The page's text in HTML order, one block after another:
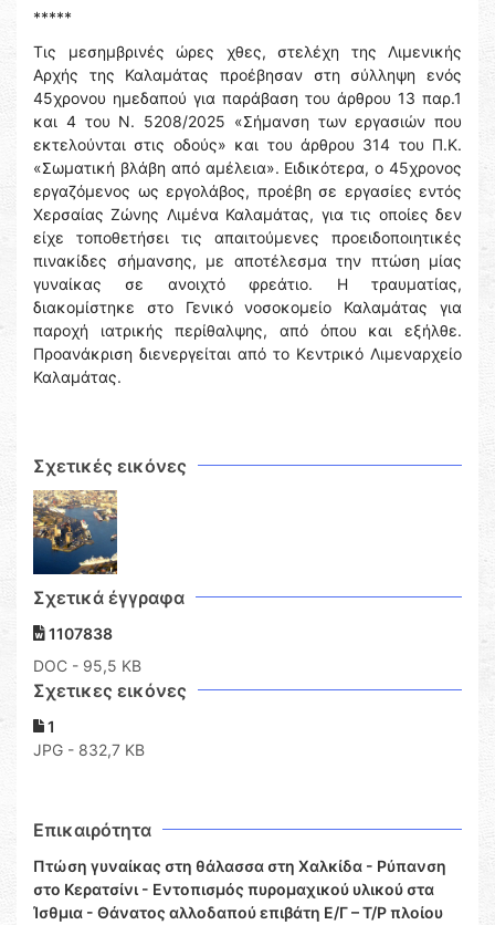
*****
Τις μεσημβρινές ώρες χθες, στελέχη της Λιμενικής
Αρχής της Καλαμάτας προέβησαν στη σύλληψη ενός
45χρονου ημεδαπού για παράβαση του άρθρου 13 παρ.1
και 4 του Ν. 5208/2025 «Σήμανση των εργασιών που
εκτελούνται στις οδούς» και του άρθρου 314 του Π.Κ.
«Σωματική βλάβη από αμέλεια». Ειδικότερα, ο 45χρονος
εργαζόμενος ως εργολάβος, προέβη σε εργασίες εντός
Χερσαίας Ζώνης Λιμένα Καλαμάτας, για τις οποίες δεν
είχε τοποθετήσει τις απαιτούμενες προειδοποιητικές
πινακίδες σήμανσης, με αποτέλεσμα την πτώση μίας
γυναίκας σε ανοιχτό φρεάτιο. Η τραυματίας,
διακομίστηκε στο Γενικό νοσοκομείο Καλαμάτας για
παροχή ιατρικής περίθαλψης, από όπου και εξήλθε.
Προανάκριση διενεργείται από το Κεντρικό Λιμεναρχείο
Καλαμάτας.
Σχετικές εικόνες
Σχετικά έγγραφα
1107838
DOC - 95,5 KB
Σχετικες εικόνες
1
JPG - 832,7 KB
Επικαιρότητα
Πτώση γυναίκας στη θάλασσα στη Χαλκίδα - Ρύπανση
στο Κερατσίνι - Εντοπισμός πυρομαχικού υλικού στα
Ίσθμια - Θάνατος αλλοδαπού επιβάτη Ε/Γ – Τ/Ρ πλοίου